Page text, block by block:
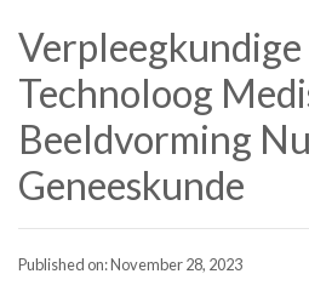
Technoloog
Beeldvorming
Geneeskunde
Published on: November 28, 2023